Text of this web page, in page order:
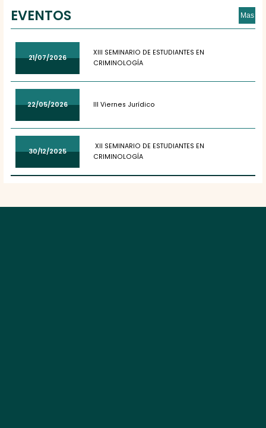
EVENTOS Mas
21/07/2026
XIII SEMINARIO DE ESTUDIANTES EN
CRIMINOLOGÍA
22/05/2026 III Viernes Jurídico
30/12/2025
XII SEMINARIO DE ESTUDIANTES EN
CRIMINOLOGÍA